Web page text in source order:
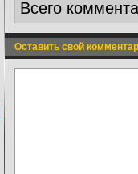
Всего
Оставить свой